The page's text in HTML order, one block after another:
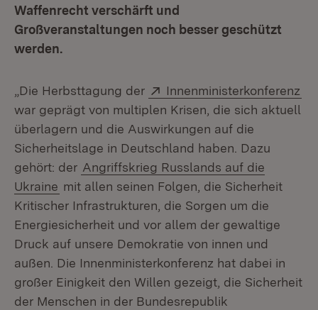
Waffenrecht verschärft und
Großveranstaltungen noch besser geschützt
werden.
„Die Herbsttagung der Extern:
Innenministerkonferenz
war geprägt von multiplen Krisen, die sich aktuell
überlagern und die Auswirkungen auf die
Sicherheitslage in Deutschland haben. Dazu
gehört: der Angriffskrieg Russlands auf die
Ukraine mit allen seinen Folgen, die Sicherheit
Kritischer Infrastrukturen, die Sorgen um die
Energiesicherheit und vor allem der gewaltige
Druck auf unsere Demokratie von innen und
außen. Die Innenministerkonferenz hat dabei in
großer Einigkeit den Willen gezeigt, die Sicherheit
der Menschen in der Bundesrepublik